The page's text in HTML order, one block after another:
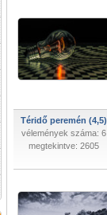
Téridő peremén (4,5)
vélemények száma: 6
megtekintve: 2605